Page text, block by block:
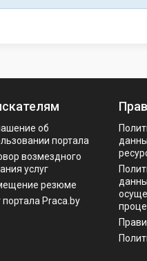
об
портала
возмездного
услуг
резюме
портала Praca.by